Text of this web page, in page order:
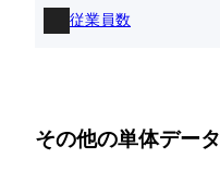
従業員数
その他の単体データ